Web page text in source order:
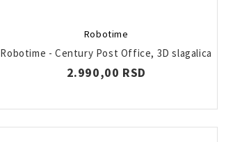
Robotime
Robotime - Century Post Office, 3D slagalica
2.990,00 RSD